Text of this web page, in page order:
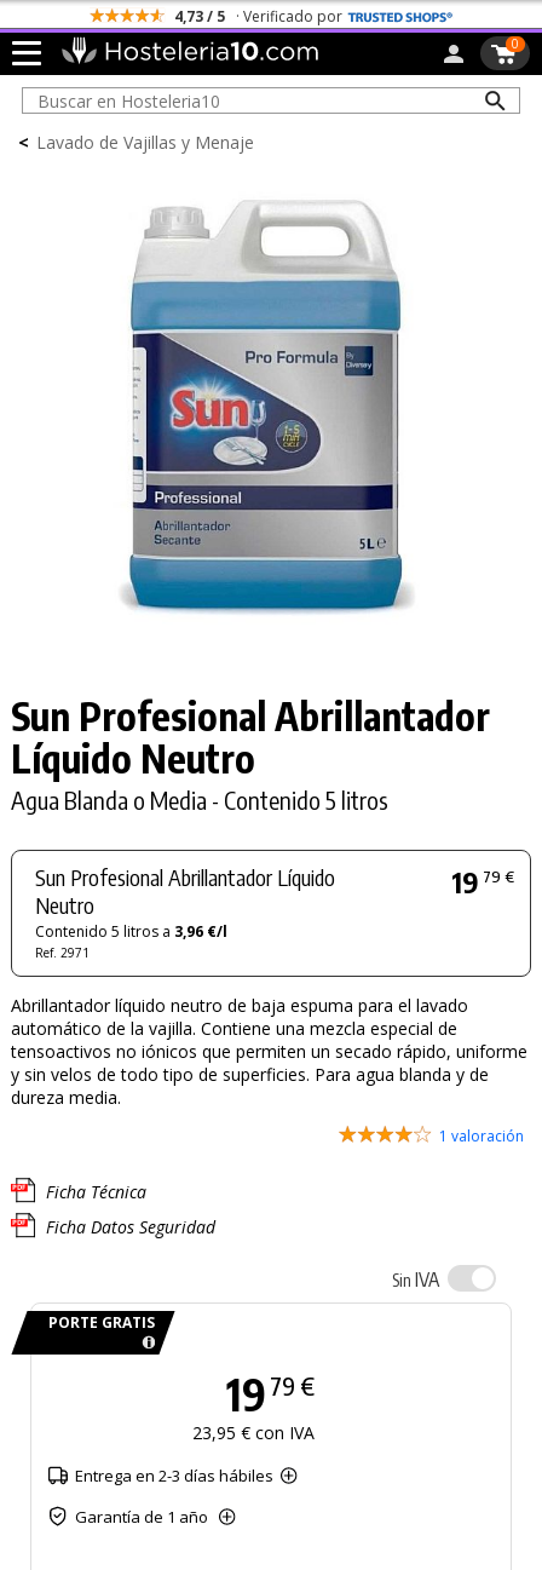
4,73 / 5 · Verificado por
0
< Lavado de Vajillas y Menaje
Sun Profesional Abrillantador
Líquido Neutro
Agua Blanda o Media - Contenido 5 litros
Sun Profesional Abrillantador Líquido
Neutro
Contenido 5 litros a 3,96 €/l
Ref. 2971
19 79 €
Abrillantador líquido neutro de baja espuma para el lavado
automático de la vajilla. Contiene una mezcla especial de
tensoactivos no iónicos que permiten un secado rápido, uniforme
y sin velos de todo tipo de superficies. Para agua blanda y de
dureza media.
1 valoración
Ficha Técnica
Ficha Datos Seguridad
Sin IVA
PORTE GRATIS
19 79 €
23,95 € con IVA
Entrega en 2-3 días hábiles
Garantía de 1 año